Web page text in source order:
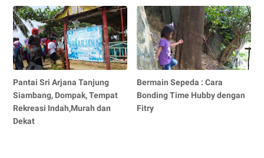
Pantai Sri Arjana Tanjung
Siambang, Dompak, Tempat
Rekreasi Indah,Murah dan
Dekat
Bermain Sepeda : Cara
Bonding Time Hubby dengan
Fitry